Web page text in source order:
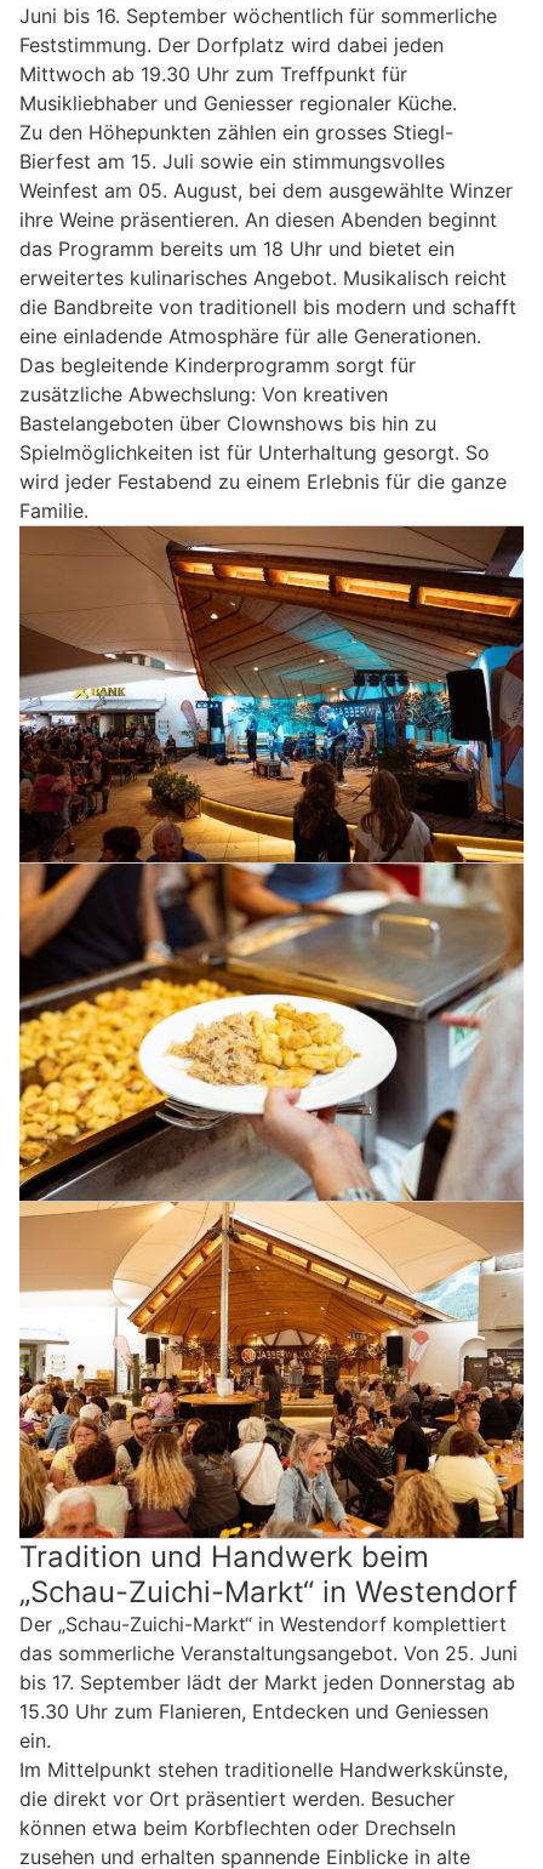
Juni bis 16. September wöchentlich für sommerliche
Feststimmung. Der Dorfplatz wird dabei jeden
Mittwoch ab 19.30 Uhr zum Treffpunkt für
Musikliebhaber und Geniesser regionaler Küche.
Zu den Höhepunkten zählen ein grosses Stiegl-
Bierfest am 15. Juli sowie ein stimmungsvolles
Weinfest am 05. August, bei dem ausgewählte Winzer
ihre Weine präsentieren. An diesen Abenden beginnt
das Programm bereits um 18 Uhr und bietet ein
erweitertes kulinarisches Angebot. Musikalisch reicht
die Bandbreite von traditionell bis modern und schafft
eine einladende Atmosphäre für alle Generationen.
Das begleitende Kinderprogramm sorgt für
zusätzliche Abwechslung: Von kreativen
Bastelangeboten über Clownshows bis hin zu
Spielmöglichkeiten ist für Unterhaltung gesorgt. So
wird jeder Festabend zu einem Erlebnis für die ganze
Familie.
Tradition und Handwerk beim
„Schau-Zuichi-Markt“ in Westendorf
Der „Schau-Zuichi-Markt“ in Westendorf komplettiert
das sommerliche Veranstaltungsangebot. Von 25. Juni
bis 17. September lädt der Markt jeden Donnerstag ab
15.30 Uhr zum Flanieren, Entdecken und Geniessen
ein.
Im Mittelpunkt stehen traditionelle Handwerkskünste,
die direkt vor Ort präsentiert werden. Besucher
können etwa beim Korbflechten oder Drechseln
zusehen und erhalten spannende Einblicke in alte